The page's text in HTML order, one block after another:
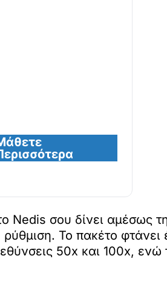
Nedis σου δίνει αμέσως
Το πακέτο φτάνει
50x και 100x, ενώ